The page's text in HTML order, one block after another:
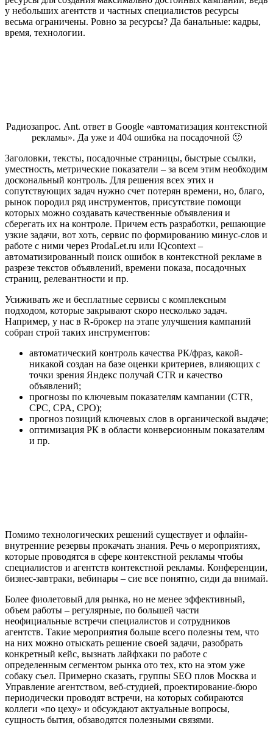
у небольших агентств и частных специалистов ресурсы
весьма ограничены. Ровно за ресурсы? Да банальные: кадры,
время, технологии.
Радиозапрос. Ant. ответ в Google «автоматизация контекстной
рекламы». Да уже и 404 ошибка на посадочной 🙂
Заголовки, тексты, посадочные страницы, быстрые ссылки,
уместность, метрические показатели – за всем этим необходим
доскональный контроль. Для решения всех этих и
сопутствующих задач нужно счет потерян времени, но, благо,
рынок породил ряд инструментов, присутствие помощи
которых можно создавать качественные объявления и
сберегать их на контроле. Причем есть разработки, решающие
узкие задачи, вот хоть, сервис по формированию минус-слов и
работе с ними через ProdaLet.ru или IQcontext –
автоматизированный поиск ошибок в контекстной рекламе в
разрезе текстов объявлений, времени показа, посадочных
страниц, релевантности и пр.
Усиживать же и бесплатные сервисы с комплексным
подходом, которые закрывают скоро несколько задач.
Например, у нас в R-брокер на этапе улучшения кампаний
собран строй таких инструментов:
автоматический контроль качества РК/фраз, какой-
никакой создан на базе оценки критериев, влияющих с
точки зрения Яндекс получай CTR и качество
объявлений;
прогнозы по ключевым показателям кампании (CTR,
CPC, CPA, CPO);
прогноз позиций ключевых слов в органической выдаче;
оптимизация РК в области конверсионным показателям
и пр.
Помимо технологических решений существует и офлайн-
внутренние резервы прокачать знания. Речь о мероприятиях,
которые проводятся в сфере контекстной рекламы чтобы
специалистов и агентств контекстной рекламы. Конференции,
бизнес-завтраки, вебинары – сие все понятно, сиди да внимай.
Более фиолетовый для рынка, но не менее эффективный,
объем работы – регулярные, по большей части
неофициальные встречи специалистов и сотрудников
агентств. Такие мероприятия больше всего полезны тем, что
на них можно отыскать решение своей задачи, разобрать
конкретный кейс, вызнать лайфхаки по работе с
определенным сегментом рынка ото тех, кто на этом уже
собаку съел. Примерно сказать, группы SEO плов Москва и
Управление агентством, веб-студией, проектирование-бюро
периодически проводят встречи, на которых собираются
коллеги «по цеху» и обсуждают актуальные вопросы,
сущность бытия, обзаводятся полезными связями.